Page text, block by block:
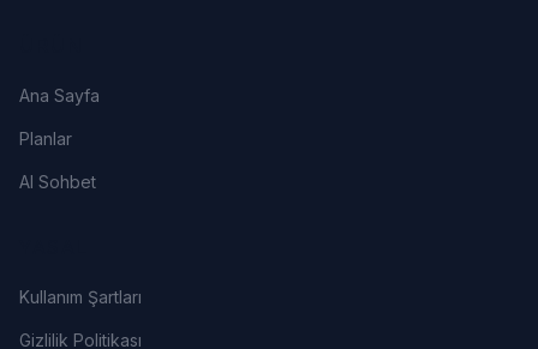
Ana Sayfa
Planlar
AI Sohbet
Kullanım Şartları
Gizlilik Politikası